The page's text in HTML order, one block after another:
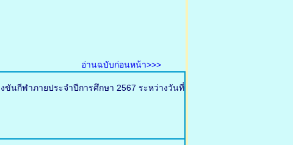
อ่านฉบับก่อนหน้า>>>
ขันกีฬาภายประจำปีการศึกษา 2567 ระหว่างวันที่